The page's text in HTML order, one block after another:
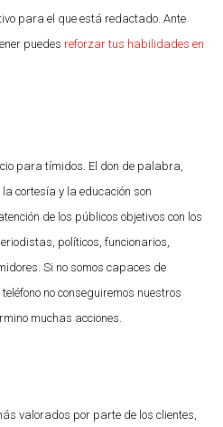
para el que está redactado. Ante
puedes reforzar tus habilidades en
para tímidos. El don de palabra,
la cortesía y la educación son
de los públicos objetivos con los
políticos, funcionarios,
Si no somos capaces de
no conseguiremos nuestros
muchas acciones.
valorados por parte de los clientes,